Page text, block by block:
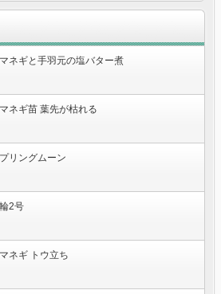
ネギと手羽元の塩バター煮
ネギ苗 葉先が枯れる
リングムーン
2号
ネギ トウ立ち